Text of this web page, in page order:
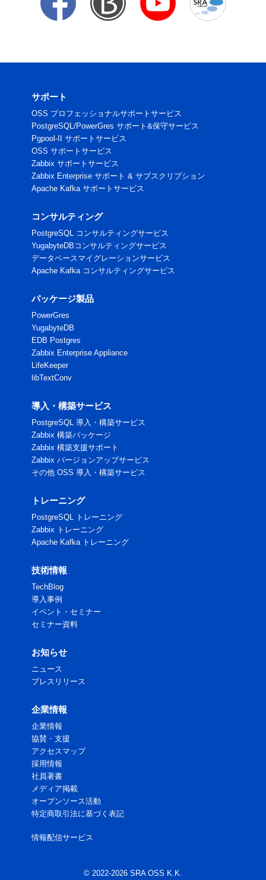
サポート
OSS プロフェッショナルサポートサービス
PostgreSQL/PowerGres サポート&保守サービス
Pgpool-II サポートサービス
OSS サポートサービス
Zabbix サポートサービス
Zabbix Enterprise サポート & サブスクリプション
Apache Kafka サポートサービス
コンサルティング
PostgreSQL コンサルティングサービス
YugabyteDBコンサルティングサービス
データベースマイグレーションサービス
Apache Kafka コンサルティングサービス
パッケージ製品
PowerGres
YugabyteDB
EDB Postgres
Zabbix Enterprise Appliance
LifeKeeper
libTextConv
導入・構築サービス
PostgreSQL 導入・構築サービス
Zabbix 構築パッケージ
Zabbix 構築支援サポート
Zabbix バージョンアップサービス
その他 OSS 導入・構築サービス
トレーニング
PostgreSQL トレーニング
Zabbix トレーニング
Apache Kafka トレーニング
技術情報
TechBlog
導入事例
イベント・セミナー
セミナー資料
お知らせ
ニュース
プレスリリース
企業情報
企業情報
協賛・支援
アクセスマップ
採用情報
社員著書
メディア掲載
オープンソース活動
特定商取引法に基づく表記
情報配信サービス
© 2022-2026 SRA OSS K.K.